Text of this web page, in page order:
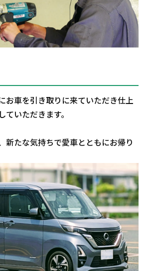
お車を引き取りに来ていただき仕上
いただきます。
新たな気持ちで愛車とともにお帰り